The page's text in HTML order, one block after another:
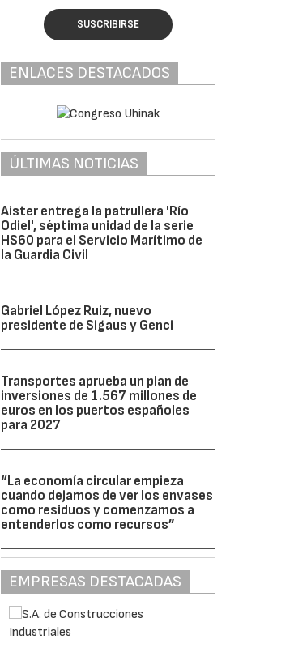
SUSCRIBIRSE
ENLACES DESTACADOS
ÚLTIMAS NOTICIAS
Aister entrega la patrullera 'Río
Odiel', séptima unidad de la serie
HS60 para el Servicio Marítimo de
la Guardia Civil
Gabriel López Ruiz, nuevo
presidente de Sigaus y Genci
Transportes aprueba un plan de
inversiones de 1.567 millones de
euros en los puertos españoles
para 2027
“La economía circular empieza
cuando dejamos de ver los envases
como residuos y comenzamos a
entenderlos como recursos”
EMPRESAS DESTACADAS